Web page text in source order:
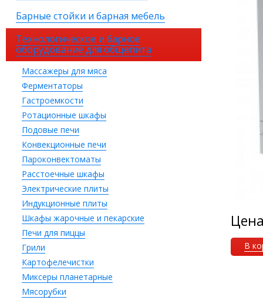
Барные стойки и барная мебель
Технологическое и барное
оборудование для общепита
Массажеры для мяса
Ферментаторы
Гастроемкости
Ротационные шкафы
Подовые печи
Конвекционные печи
Пароконвектоматы
Расстоечные шкафы
Электрические плиты
Индукционные плиты
Шкафы жарочные и пекарские
Печи для пиццы
Грили
Картофелечистки
Миксеры планетарные
Мясорубки
В